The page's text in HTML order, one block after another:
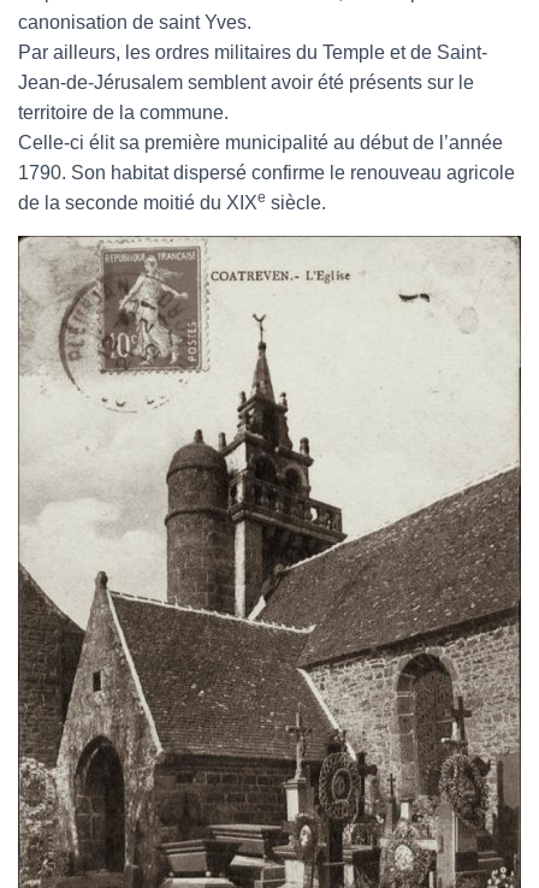
canonisation de saint Yves.
Par ailleurs, les ordres militaires du Temple et de Saint-
Jean-de-Jérusalem semblent avoir été présents sur le
territoire de la commune.
Celle-ci élit sa première municipalité au début de l’année
1790. Son habitat dispersé confirme le renouveau agricole
de la seconde moitié du XIXe siècle.